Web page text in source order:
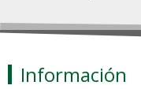
Información